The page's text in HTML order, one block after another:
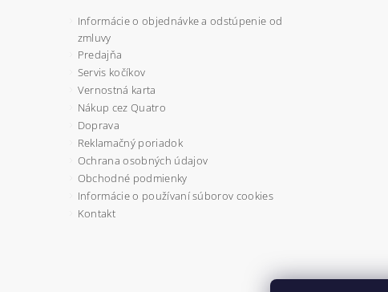
Informácie o objednávke a odstúpenie od
zmluvy
Predajňa
Servis kočíkov
Vernostná karta
Nákup cez Quatro
Doprava
Reklamačný poriadok
Ochrana osobných údajov
Obchodné podmienky
Informácie o používaní súborov cookies
Kontakt